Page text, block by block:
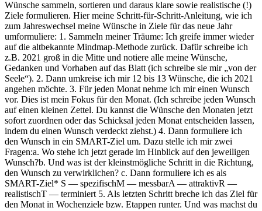
Wünsche sammeln, sortieren und daraus klare sowie realistische (!)
Ziele formulieren. Hier meine Schritt-für-Schritt-Anleitung, wie ich
zum Jahreswechsel meine Wünsche in Ziele für das neue Jahr
umformuliere: 1. Sammeln meiner Träume: Ich greife immer wieder
auf die altbekannte Mindmap-Methode zurück. Dafür schreibe ich
z.B. 2021 groß in die Mitte und notiere alle meine Wünsche,
Gedanken und Vorhaben auf das Blatt (ich schreibe sie mir „von der
Seele“). 2. Dann umkreise ich mir 12 bis 13 Wünsche, die ich 2021
angehen möchte. 3. Für jeden Monat nehme ich mir einen Wunsch
vor. Dies ist mein Fokus für den Monat. (Ich schreibe jeden Wunsch
auf einen kleinen Zettel. Du kannst die Wünsche den Monaten jetzt
sofort zuordnen oder das Schicksal jeden Monat entscheiden lassen,
indem du einen Wunsch verdeckt ziehst.) 4. Dann formuliere ich
den Wunsch in ein SMART-Ziel um. Dazu stelle ich mir zwei
Fragen:a. Wo stehe ich jetzt gerade im Hinblick auf den jeweiligen
Wunsch?b. Und was ist der kleinstmögliche Schritt in die Richtung,
den Wunsch zu verwirklichen? c. Dann formuliere ich es als
SMART-Ziel* S — spezifischM — messbarA — attraktivR —
realistischT — terminiert 5. Als letzten Schritt breche ich das Ziel für
den Monat in Wochenziele bzw. Etappen runter. Und was machst du